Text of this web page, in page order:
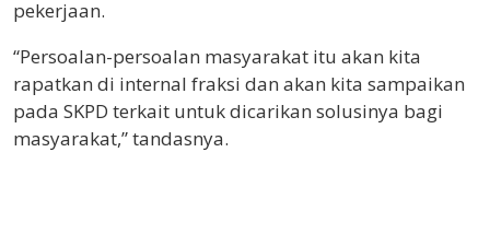
pekerjaan.
“Persoalan-persoalan masyarakat itu akan kita
rapatkan di internal fraksi dan akan kita sampaikan
pada SKPD terkait untuk dicarikan solusinya bagi
masyarakat,” tandasnya.